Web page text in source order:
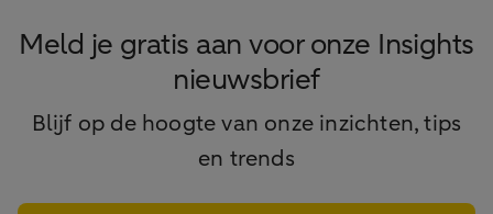
Meld je gratis aan voor onze Insights
nieuwsbrief
Blijf op de hoogte van onze inzichten, tips
en trends